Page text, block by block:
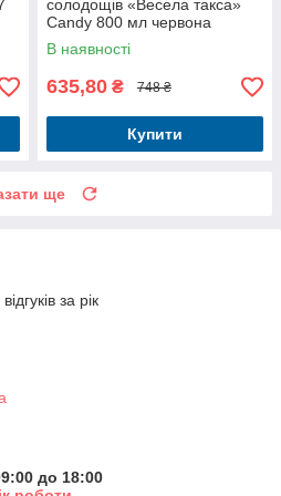
солодощів «Весела такса»
Candy 800 мл червона
В наявності
635,80 ₴ 748 ₴
Купити
ще
за рік
до 18:00